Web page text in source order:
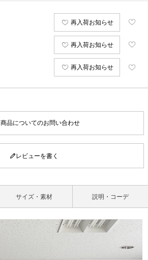
再入荷お知らせ
再入荷お知らせ
再入荷お知らせ
商品についてのお問い合わせ
レビューを書く
サイズ・素材 説明・コーデ